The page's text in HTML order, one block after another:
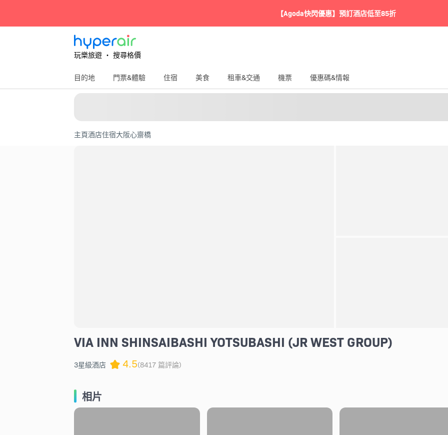
【Agoda快閃優惠】預訂酒店低至85折
玩樂旅遊 ‧ 搜尋格價
目的地 門票&體驗 住宿 美食 租車&交通 機票 優惠碼&情報
主頁酒店住宿大阪心齋橋
VIA INN SHINSAIBASHI YOTSUBASHI (JR WEST GROUP)
3星級酒店 4.5(8417 篇評論)
相片